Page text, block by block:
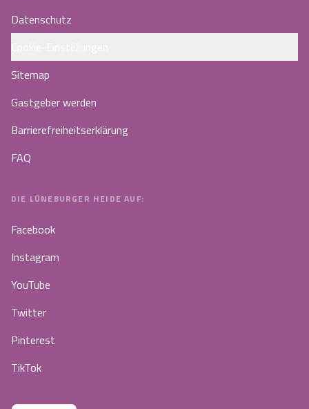
Datenschutz
Sitemap
Gastgeber werden
Barrierefreiheitserklärung
FAQ
DIE LÜNEBURGER HEIDE AUF:
Facebook
Instagram
YouTube
Twitter
Pinterest
TikTok